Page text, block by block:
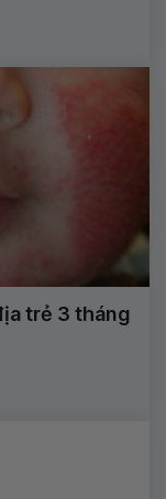
trẻ 3 tháng